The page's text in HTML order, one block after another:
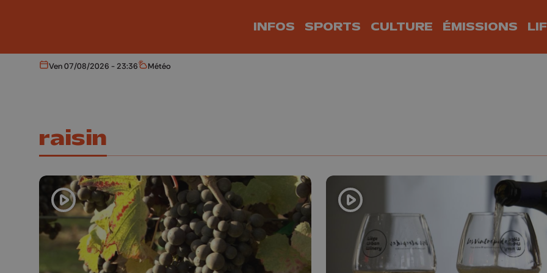
INFOS SPORTS CULTURE ÉMISSIONS
Aujourd'hui
Ven 07/08/2026 - 23:36 Météo
Météo
raisin